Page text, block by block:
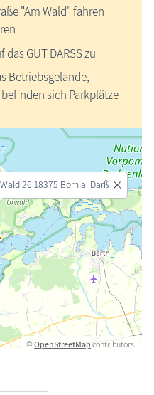
"Am Wald" fahren
GUT DARSS zu
Betriebsgelände,
sich Parkplätze
26 18375 Born a. Darß
©OpenStreetMap contributors.